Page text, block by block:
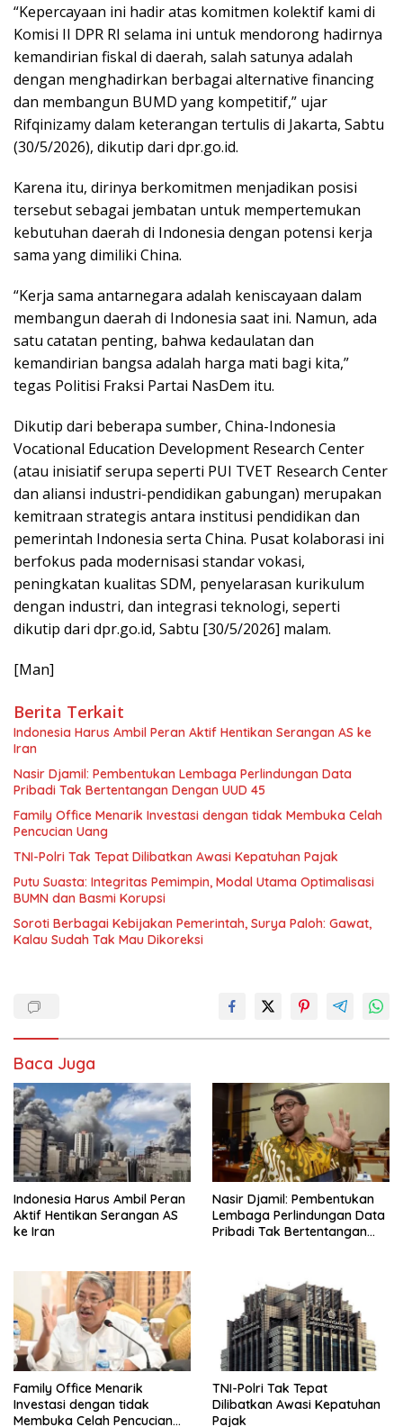
“Kepercayaan ini hadir atas komitmen kolektif kami di
Komisi II DPR RI selama ini untuk mendorong hadirnya
kemandirian fiskal di daerah, salah satunya adalah
dengan menghadirkan berbagai alternative financing
dan membangun BUMD yang kompetitif,” ujar
Rifqinizamy dalam keterangan tertulis di Jakarta, Sabtu
(30/5/2026), dikutip dari dpr.go.id.
Karena itu, dirinya berkomitmen menjadikan posisi
tersebut sebagai jembatan untuk mempertemukan
kebutuhan daerah di Indonesia dengan potensi kerja
sama yang dimiliki China.
“Kerja sama antarnegara adalah keniscayaan dalam
membangun daerah di Indonesia saat ini. Namun, ada
satu catatan penting, bahwa kedaulatan dan
kemandirian bangsa adalah harga mati bagi kita,”
tegas Politisi Fraksi Partai NasDem itu.
Dikutip dari beberapa sumber, China-Indonesia
Vocational Education Development Research Center
(atau inisiatif serupa seperti PUI TVET Research Center
dan aliansi industri-pendidikan gabungan) merupakan
kemitraan strategis antara institusi pendidikan dan
pemerintah Indonesia serta China. Pusat kolaborasi ini
berfokus pada modernisasi standar vokasi,
peningkatan kualitas SDM, penyelarasan kurikulum
dengan industri, dan integrasi teknologi, seperti
dikutip dari dpr.go.id, Sabtu [30/5/2026] malam.
[Man]
Berita Terkait
Indonesia Harus Ambil Peran Aktif Hentikan Serangan AS ke
Iran
Nasir Djamil: Pembentukan Lembaga Perlindungan Data
Pribadi Tak Bertentangan Dengan UUD 45
Family Office Menarik Investasi dengan tidak Membuka Celah
Pencucian Uang
TNI-Polri Tak Tepat Dilibatkan Awasi Kepatuhan Pajak
Putu Suasta: Integritas Pemimpin, Modal Utama Optimalisasi
BUMN dan Basmi Korupsi
Soroti Berbagai Kebijakan Pemerintah, Surya Paloh: Gawat,
Kalau Sudah Tak Mau Dikoreksi
Baca Juga
Indonesia Harus Ambil Peran
Aktif Hentikan Serangan AS
ke Iran
Nasir Djamil: Pembentukan
Lembaga Perlindungan Data
Pribadi Tak Bertentangan
Family Office Menarik
Investasi dengan tidak
Membuka Celah Pencucian
TNI-Polri Tak Tepat
Dilibatkan Awasi Kepatuhan
Pajak